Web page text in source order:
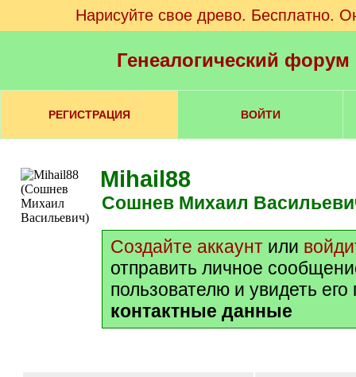
Нарисуйте свое древо. Бесплатно.
Генеалогический
РЕГИСТРАЦИЯ ВОЙТИ
Mihail88
Сошнев Михаил
Создайте аккаунт или
отправить личное
пользователю и увидеть
контактные данные